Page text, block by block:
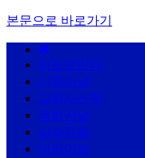
본문으로 바로가기
리포르만다
신학저널
교회사산책
목회저널
삶과문화
아카이브